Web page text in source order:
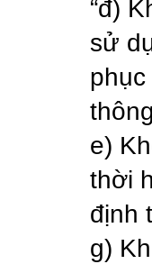
“đ)
sử
e)
thời
định
g)